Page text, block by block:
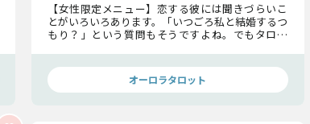
【女性限定メニュー】恋する彼には聞きづらいこ
とがいろいろあります。「いつごろ私と結婚するつ
もり？」という質問もそうですよね。でもタロッ
オーロラタロット